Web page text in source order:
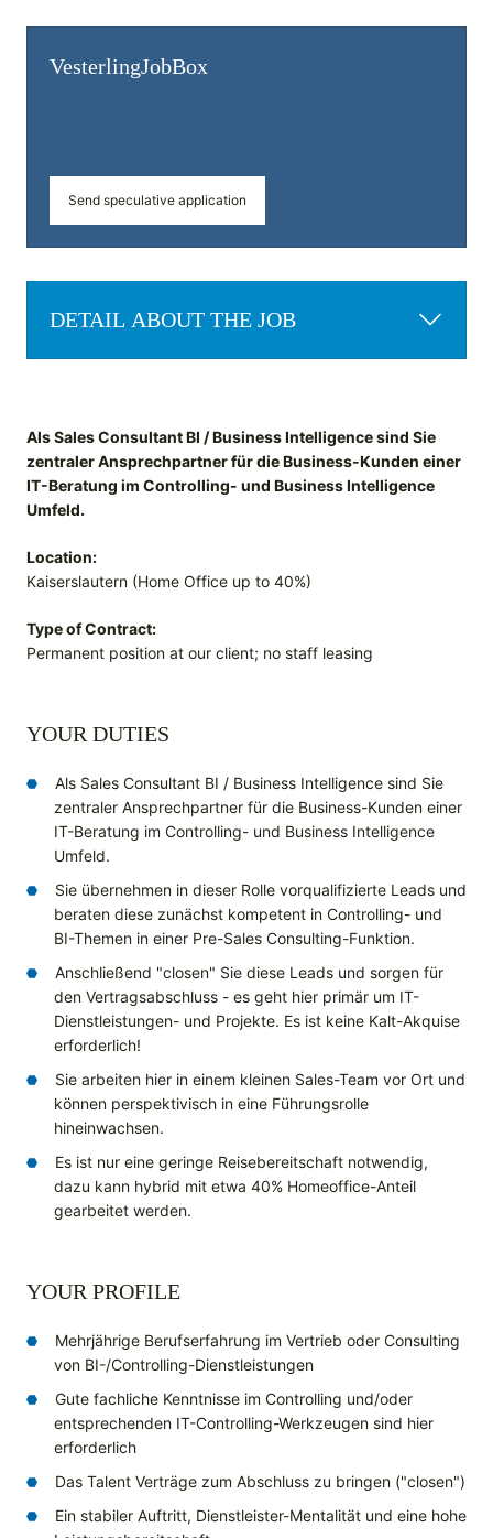
Vesterling­JobBox
Send speculative application
DETAIL ABOUT THE JOB
Als Sales Consultant BI / Business Intelligence sind Sie
zentraler Ansprechpartner für die Business-Kunden einer
IT-Beratung im Controlling- und Business Intelligence
Umfeld.
Location:
Kaiserslautern (Home Office up to 40%)
Type of Contract:
Permanent position at our client; no staff leasing
YOUR DUTIES
Als Sales Consultant BI / Business Intelligence sind Sie
zentraler Ansprechpartner für die Business-Kunden einer
IT-Beratung im Controlling- und Business Intelligence
Umfeld.
Sie übernehmen in dieser Rolle vorqualifizierte Leads und
beraten diese zunächst kompetent in Controlling- und
BI-Themen in einer Pre-Sales Consulting-Funktion.
Anschließend "closen" Sie diese Leads und sorgen für
den Vertragsabschluss - es geht hier primär um IT-
Dienstleistungen- und Projekte. Es ist keine Kalt-Akquise
erforderlich!
Sie arbeiten hier in einem kleinen Sales-Team vor Ort und
können perspektivisch in eine Führungsrolle
hineinwachsen.
Es ist nur eine geringe Reisebereitschaft notwendig,
dazu kann hybrid mit etwa 40% Homeoffice-Anteil
gearbeitet werden.
YOUR PROFILE
Mehrjährige Berufserfahrung im Vertrieb oder Consulting
von BI-/Controlling-Dienstleistungen
Gute fachliche Kenntnisse im Controlling und/oder
entsprechenden IT-Controlling-Werkzeugen sind hier
erforderlich
Das Talent Verträge zum Abschluss zu bringen ("closen")
Ein stabiler Auftritt, Dienstleister-Mentalität und eine hohe